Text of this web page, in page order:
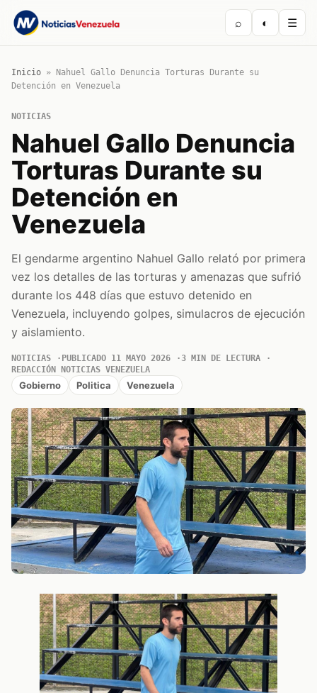
⌕ ◐ ☰
Inicio »
Nahuel Gallo Denuncia Torturas Durante su
Detención en Venezuela
NOTICIAS
Nahuel Gallo Denuncia
Torturas Durante su
Detención en
Venezuela
El gendarme argentino Nahuel Gallo relató por primera
vez los detalles de las torturas y amenazas que sufrió
durante los 448 días que estuvo detenido en
Venezuela, incluyendo golpes, simulacros de ejecución
y aislamiento.
NOTICIAS PUBLICADO 11 MAYO 2026
3 MIN DE LECTURA
REDACCIÓN NOTICIAS VENEZUELA
Gobierno Politica Venezuela